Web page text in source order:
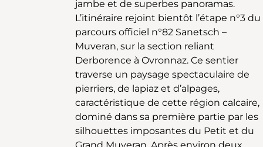
jambe et de superbes panoramas.
L’itinéraire rejoint bientôt l’étape n°3 du
parcours officiel n°82 Sanetsch –
Muveran, sur la section reliant
Derborence à Ovronnaz. Ce sentier
traverse un paysage spectaculaire de
pierriers, de lapiaz et d’alpages,
caractéristique de cette région calcaire,
dominé dans sa première partie par les
silhouettes imposantes du Petit et du
Pâcheu dominent fièrement les lieux,
trônant entre les cantons du Valais et de
Vaud. La descente vers Derborence,
parfois raide mais toujours spectaculaire,
traverse des paysages sauvages en
longeant le torrent de la Dorbonne.
Après environ 5 km, une halte
rafraîchissante vous attend au gîte de
Dorbon. Il ne vous restera alors qu’un
peu moins de 2 km pour rejoindre